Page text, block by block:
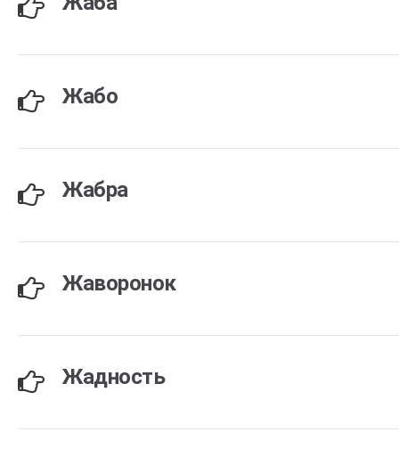
Жабо
Жабра
Жаворонок
Жадность